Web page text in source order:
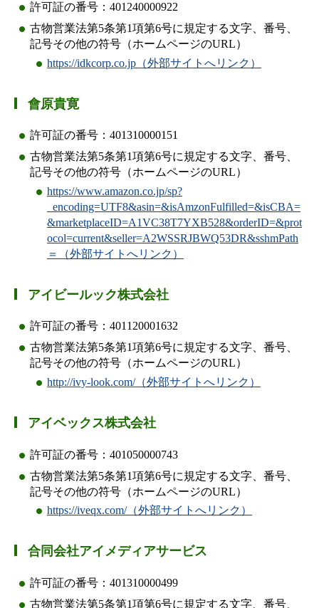
許可証の番号：401240000922
古物営業法第5条第1項第6号に規定する文字、番号、
記号その他の符号（ホームページのURL）
https://idkcorp.co.jp（外部サイトへリンク）
會原貴寛
許可証の番号：401310000151
古物営業法第5条第1項第6号に規定する文字、番号、
記号その他の符号（ホームページのURL）
https://www.amazon.co.jp/sp?
_encoding=UTF8&asin=&isAmzonFulfilled=&isCBA=
&marketplaceID=A1VC38T7YXB528&orderID=&prot
ocol=current&seller=A2WSSRJBWQ53DR&sshmPath
＝（外部サイトへリンク）
アイビールック株式会社
許可証の番号：401120001632
古物営業法第5条第1項第6号に規定する文字、番号、
記号その他の符号（ホームページのURL）
http://ivy-look.com/（外部サイトへリンク）
アイベックス株式会社
許可証の番号：401050000743
古物営業法第5条第1項第6号に規定する文字、番号、
記号その他の符号（ホームページのURL）
https://iveqx.com/（外部サイトへリンク）
合同会社アイメディアサービス
許可証の番号：401310000499
古物営業法第5条第1項第6号に規定する文字、番号、